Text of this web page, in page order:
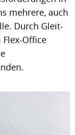
mehrere, auch
Durch Gleit-
Office